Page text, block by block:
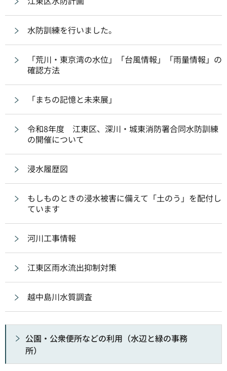
水防訓練を行いました。
「荒川・東京湾の水位」「台風情報」「雨量情報」の
確認方法
「まちの記憶と未来展」
令和8年度 江東区、深川・城東消防署合同水防訓練
の開催について
浸水履歴図
もしものときの浸水被害に備えて「土のう」を配付し
ています
河川工事情報
江東区雨水流出抑制対策
越中島川水質調査
公園・公衆便所などの利用（水辺と緑の事務
所）